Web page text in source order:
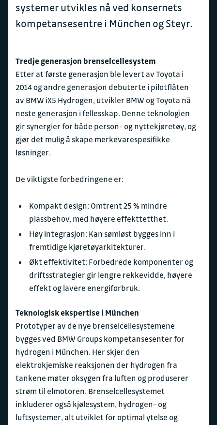
systemer utvikles nå ved konsernets
kompetansesentre i München og Steyr.
Tredje generasjon brenselcellesystem
Etter at første generasjon ble levert av Toyota i
2014 og andre generasjon debuterte i pilotflåten
av BMW iX5 Hydrogen, utvikler BMW og Toyota nå
neste generasjon i fellesskap. Denne teknologien
gir synergier for både person- og nyttekjøretøy, og
gjør det mulig å skape merkevarespesifikke
løsninger.
De viktigste forbedringene er:
Kompakt design: Omtrent 25 % mindre
plassbehov, med høyere effekttetthet.
Høy integrasjon: Kan sømløst bygges inn i
fremtidige kjøretøyarkitekturer.
Økt effektivitet: Forbedrede komponenter og
driftsstrategier gir lengre rekkevidde, høyere
effekt og lavere energiforbruk.
Teknologisk ekspertise i München
Prototyper av de nye brenselcellesystemene
bygges ved BMW Groups kompetansesenter for
hydrogen i München. Her skjer den
elektrokjemiske reaksjonen der hydrogen fra
tankene møter oksygen fra luften og produserer
strøm til elmotoren. Brenselcellesystemet
inkluderer også kjølesystem, hydrogen- og
luftsystemer, alt utviklet for optimal ytelse og